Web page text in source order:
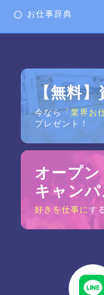
お仕事辞典
【無料】
今なら「業界お
プレゼント！
オープン
キャンパ
好きを仕事にす